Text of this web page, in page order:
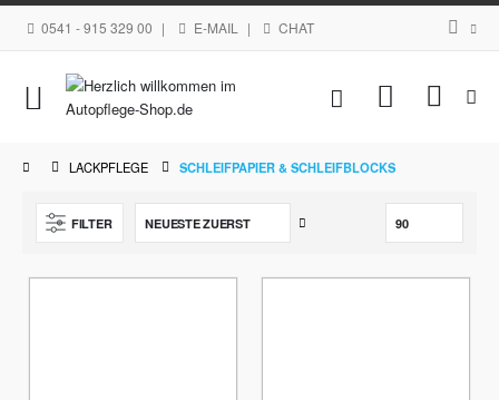
0541 - 915 329 00 | E-MAIL | CHAT
Navigation
umschalten
Mein
LACKPFLEGE SCHLEIFPAPIER & SCHLEIFBLOCKS
FILTER